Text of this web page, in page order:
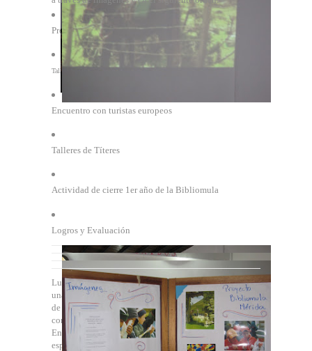
Promoción de lectura y escritura.
Talleres de capacitación para docentes.
Encuentro con turistas europeos
Talleres de Títeres
Actividad de cierre 1er año de la Bibliomula
Logros y Evaluación
Luego de la exposición y con el ánimo de presentar
una de las obras creadas en el taller de títeres,
los niños
de la escuela de Los Corrales nos divirtieron un rato
con su entretenida obra “Un viaje por el universo”.
En seguida nos dispusimos a tomar un cafecito para
espantar el frio paramero y continuar con nuestra